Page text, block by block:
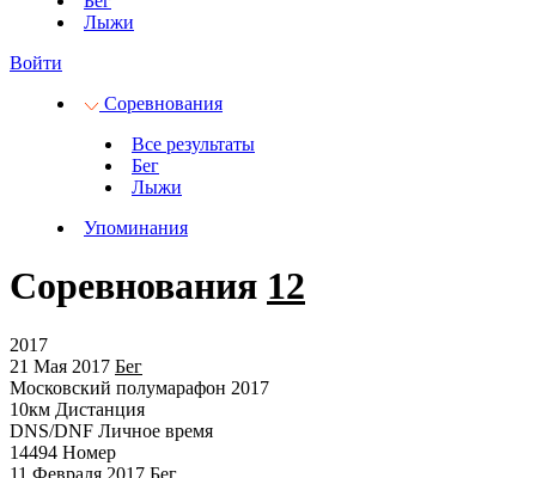
Лыжи
Войти
Соревнования
Все результаты
Бег
Лыжи
Упоминания
Соревнования 12
2017
21 Мая 2017 Бег
Московский полумарафон 2017
10км Дистанция
DNS/DNF Личное время
14494 Номер
11 Февраля 2017 Бег